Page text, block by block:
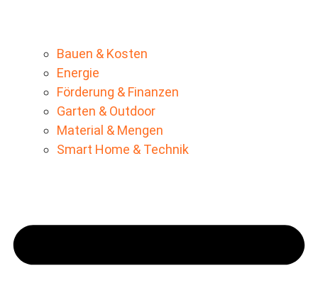
Bauen & Kosten
Energie
Förderung & Finanzen
Garten & Outdoor
Material & Mengen
Smart Home & Technik